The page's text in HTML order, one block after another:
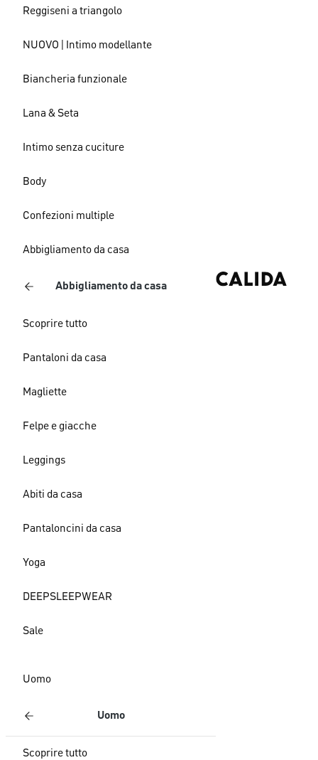
Reggiseni a triangolo
NUOVO | Intimo modellante
Biancheria funzionale
Lana & Seta
Intimo senza cuciture
Body
Confezioni multiple
Abbigliamento da casa
Abbigliamento da casa
Scoprire tutto
Pantaloni da casa
Magliette
Felpe e giacche
Leggings
Abiti da casa
Pantaloncini da casa
Yoga
DEEPSLEEPWEAR
Sale
Uomo
Uomo
Scoprire tutto